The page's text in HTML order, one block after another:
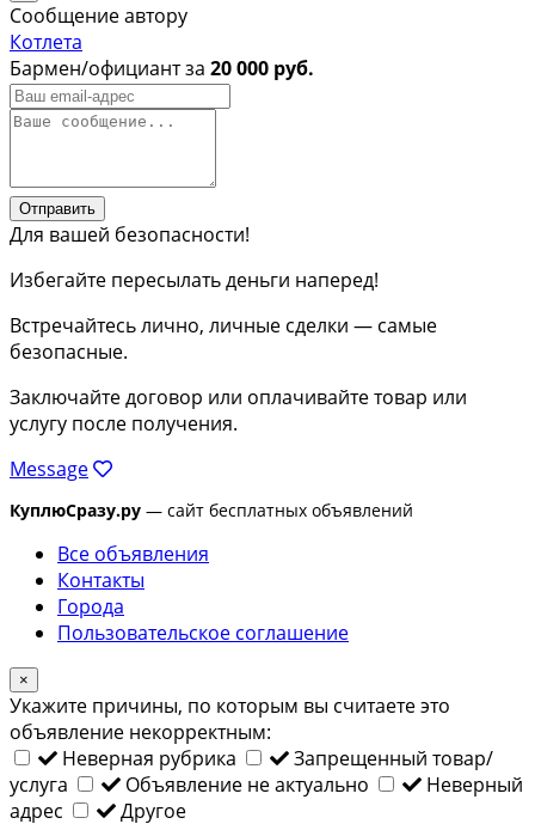
Сообщение автору
Котлета
Бармен/официант за 20 000 руб.
Отправить
Для вашей безопасности!
Избегайте пересылать деньги наперед!
Встречайтесь лично, личные сделки — самые
безопасные.
Заключайте договор или оплачивайте товар или
услугу после получения.
Message
КуплюСразу.ру — сайт бесплатных объявлений
Все объявления
Контакты
Города
Пользовательское соглашение
×
Укажите причины, по которым вы считаете это
объявление некорректным:
Неверная рубрика
Запрещенный товар/
услуга
Объявление не актуально
Неверный
адрес
Другое